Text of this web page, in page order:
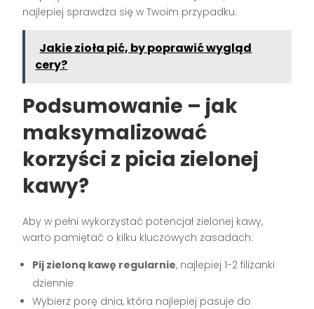
najlepiej sprawdza się w Twoim przypadku.
Jakie zioła pić, by poprawić wygląd
cery?
Podsumowanie – jak
maksymalizować
korzyści z picia zielonej
kawy?
Aby w pełni wykorzystać potencjał zielonej kawy,
warto pamiętać o kilku kluczowych zasadach:
Pij zieloną kawę regularnie, najlepiej 1-2 filiżanki
dziennie
Wybierz porę dnia, która najlepiej pasuje do